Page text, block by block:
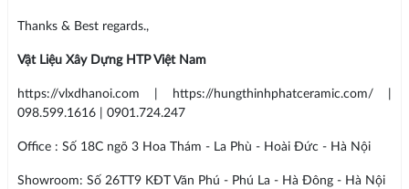
Thanks & Best regards.,
Vật Liệu Xây Dựng HTP Việt Nam
https://vlxdhanoi.com | https://hungthinhphatceramic.com/ |
098.599.1616 | 0901.724.247
Office : Số 18C ngõ 3 Hoa Thám - La Phù - Hoài Đức - Hà Nội
Showroom: Số 26TT9 KĐT Văn Phú - Phú La - Hà Đông - Hà Nội